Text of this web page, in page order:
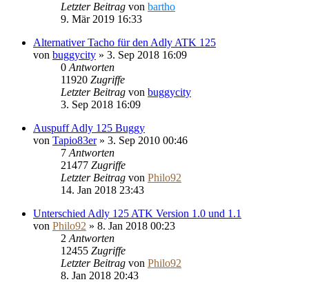
Letzter Beitrag von bartho
9. Mär 2019 16:33
Alternativer Tacho für den Adly ATK 125
von buggycity » 3. Sep 2018 16:09
0 Antworten
11920 Zugriffe
Letzter Beitrag von buggycity
3. Sep 2018 16:09
Auspuff Adly 125 Buggy
von Tapio83er» 3. Sep 2010 00:46
7 Antworten
21477 Zugriffe
Letzter Beitrag von Philo92
14. Jan 2018 23:43
Unterschied Adly 125 ATK Version 1.0 und 1.1
von Philo92 » 8. Jan 2018 00:23
2 Antworten
12455 Zugriffe
Letzter Beitrag von Philo92
8. Jan 2018 20:43